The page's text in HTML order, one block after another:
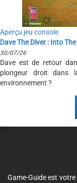
Aperçu jeu console
Dave The Diver : Into
30/07/26
Dave est de retour
plongeur droit dans
environnement ?
Game-Guide est